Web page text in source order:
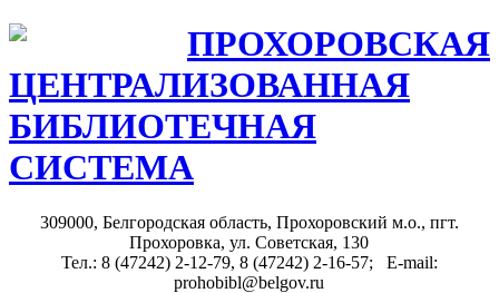
ПРОХОРОВСКАЯ
ЦЕНТРАЛИЗОВАННАЯ
БИБЛИОТЕЧНАЯ
СИСТЕМА
309000, Белгородская область, Прохоровский м.о., пгт.
Прохоровка, ул. Советская, 130
Тел.: 8 (47242) 2-12-79, 8 (47242) 2-16-57; E-mail:
prohobibl@belgov.ru